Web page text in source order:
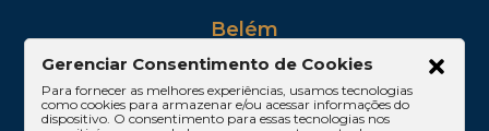
Belém
Av. Visconde de Souza Franco, 05, Sala 2102 –
Edifício Quadra Corporate, Umarizal – Belém/PA
CEP: 66053-000
Gerenciar Consentimento de Cookies
Para fornecer as melhores experiências, usamos tecnologias
como cookies para armazenar e/ou acessar informações do
dispositivo. O consentimento para essas tecnologias nos